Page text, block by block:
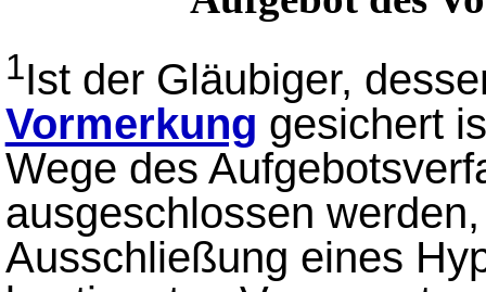
1Ist der Gläubiger,
Vormerkung gesichert
Wege des
ausgeschlossen
Ausschließung eines